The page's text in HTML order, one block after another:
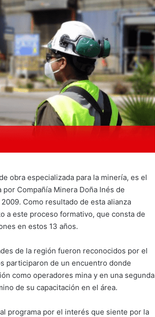
obra especializada para la minería, es el
Compañía Minera Doña Inés de
Como resultado de esta alianza
a este proceso formativo, que consta de
en estos 13 años.
de la región fueron reconocidos por el
participaron de un encuentro donde
como operadores mina y en una segunda
de su capacitación en el área.
programa por el interés que siente por la